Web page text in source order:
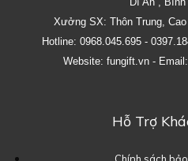
Xưởng SX: Thôn Trung,
Hotline: 0968.045.695 -
Website: fungift.vn -
Hỗ Trợ